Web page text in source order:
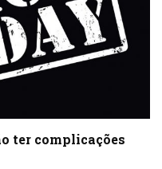
ter complicações